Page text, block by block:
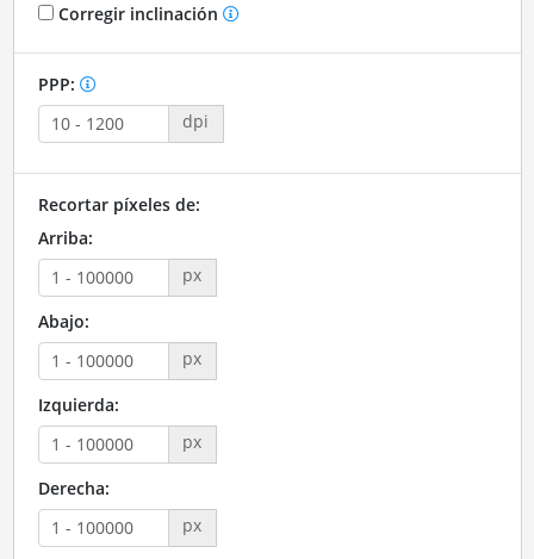
Corregir inclinación
PPP:
dpi
Recortar píxeles de:
Arriba:
px
Abajo:
px
Izquierda:
px
Derecha:
px